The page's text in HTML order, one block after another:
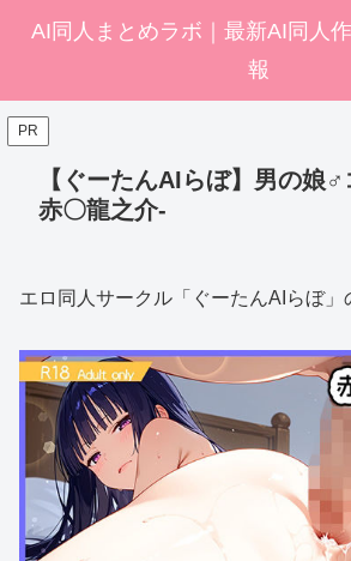
AI同人まとめラボ｜最新AI同人
報
PR
【ぐーたんAIらぼ】男の娘
赤〇龍之介-
エロ同人サークル「ぐーたんAIらぼ